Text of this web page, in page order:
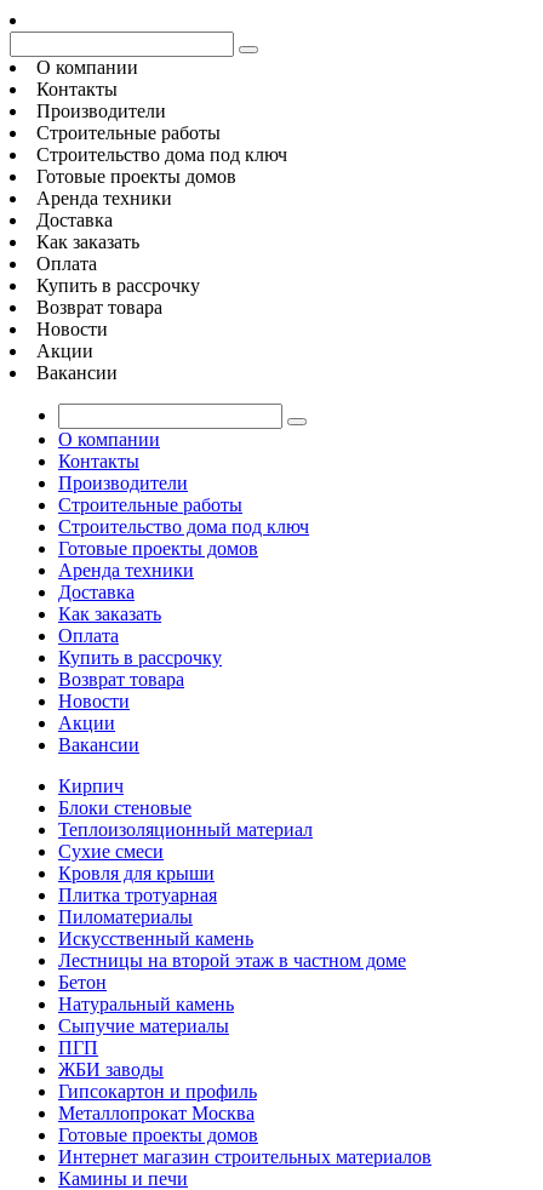
О компании
Контакты
Производители
Строительные работы
Строительство дома под ключ
Готовые проекты домов
Аренда техники
Доставка
Как заказать
Оплата
Купить в рассрочку
Возврат товара
Новости
Акции
Вакансии
О компании
Контакты
Производители
Строительные работы
Строительство дома под ключ
Готовые проекты домов
Аренда техники
Доставка
Как заказать
Оплата
Купить в рассрочку
Возврат товара
Новости
Акции
Вакансии
Кирпич
Блоки стеновые
Теплоизоляционный материал
Сухие смеси
Кровля для крыши
Плитка тротуарная
Пиломатериалы
Искусственный камень
Лестницы на второй этаж в частном доме
Бетон
Натуральный камень
Сыпучие материалы
ПГП
ЖБИ заводы
Гипсокартон и профиль
Металлопрокат Москва
Готовые проекты домов
Интернет магазин строительных материалов
Камины и печи